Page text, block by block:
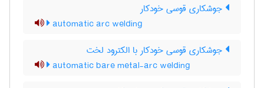
جوشکاری قوسی خودکار
automatic arc welding
جوشکاری قوسی خودکار با الکترود لخت
automatic bare metal-arc welding